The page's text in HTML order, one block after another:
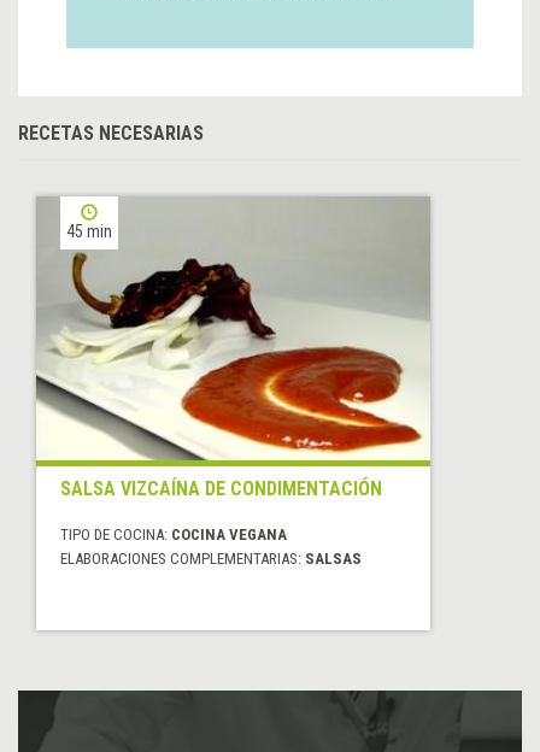
RECETAS NECESARIAS
45 min
SALSA VIZCAÍNA DE CONDIMENTACIÓN
TIPO DE COCINA: COCINA VEGANA
ELABORACIONES COMPLEMENTARIAS: SALSAS